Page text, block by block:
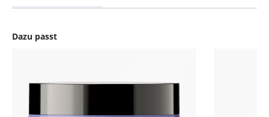
Dazu passt